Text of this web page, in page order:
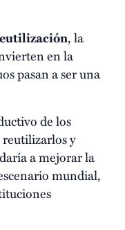
, la
en la
pasan a ser una
de los
y
a mejorar la
mundial,